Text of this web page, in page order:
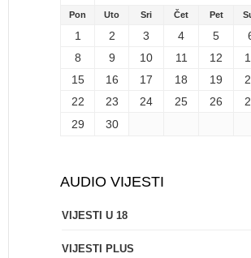
Pon Uto Sri Čet Pet
1 2 3 4 5
8
9 10 11 12
15
16 17 18 19
22
23 24 25 26
29
30
AUDIO VIJESTI
VIJESTI U 18
VIJESTI PLUS